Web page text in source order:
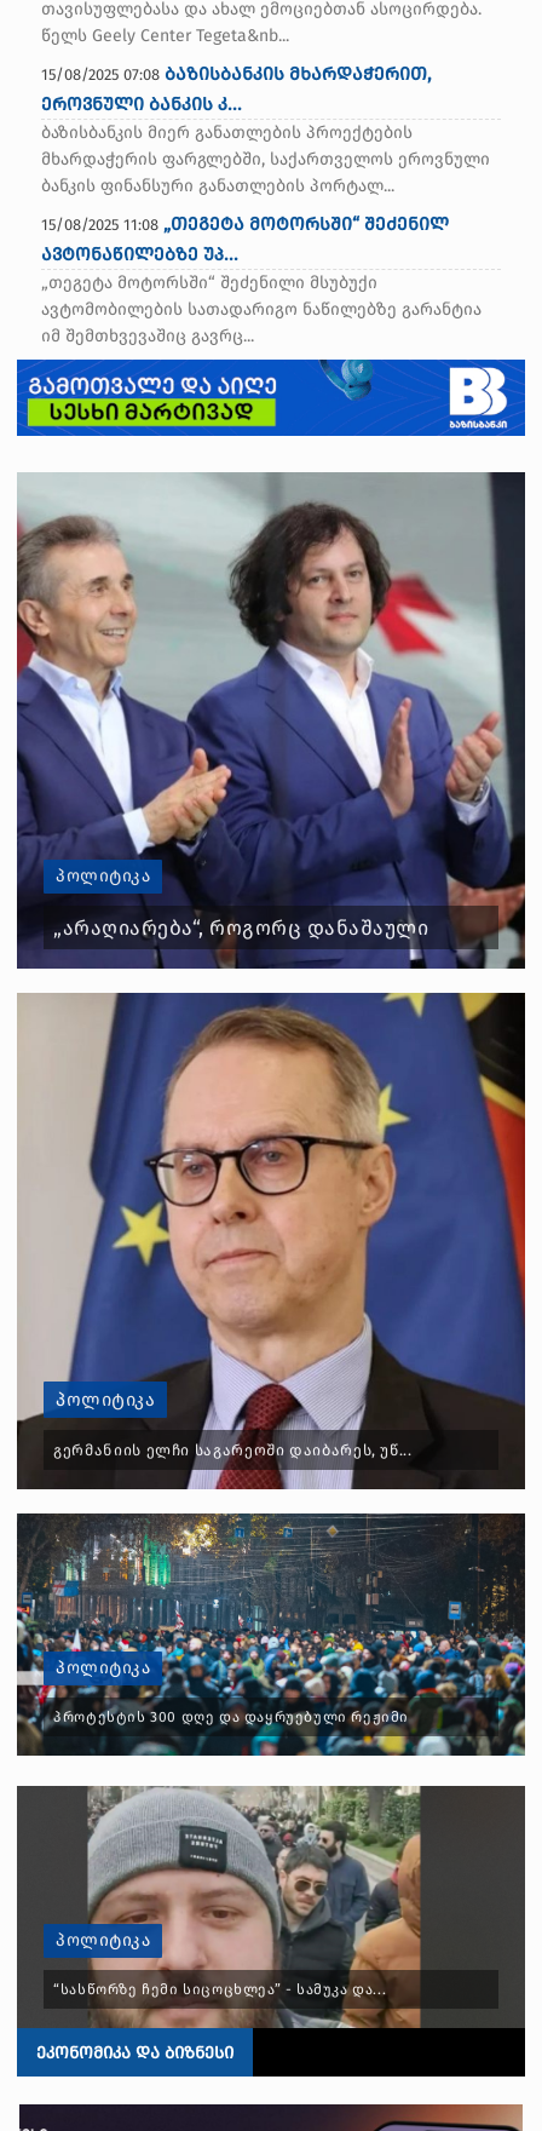
თავისუფლებასა და ახალ ემოციებთან ასოცირდება.
წელს Geely Center Tegeta&nb...
15/08/2025 07:08 ბაზისბანკის მხარდაჭერით,
ეროვნული ბანკის კ...
ბაზისბანკის მიერ განათლების პროექტების
მხარდაჭერის ფარგლებში, საქართველოს ეროვნული
ბანკის ფინანსური განათლების პორტალ...
15/08/2025 11:08 „თეგეტა მოტორსში“ შეძენილ
ავტონაწილებზე უპ...
„თეგეტა მოტორსში“ შეძენილი მსუბუქი
ავტომობილების სათადარიგო ნაწილებზე გარანტია
იმ შემთხვევაშიც გავრც...
ᲞᲝᲚᲘᲢᲘᲙᲐ
„ᲐᲠᲐᲦᲘᲐᲠᲔᲑᲐ“, ᲠᲝᲒᲝᲠᲪ ᲓᲐᲜᲐᲨᲐᲣᲚᲘ
ᲞᲝᲚᲘᲢᲘᲙᲐ
ᲒᲔᲠᲛᲐᲜᲘᲘᲡ ᲔᲚᲩᲘ ᲡᲐᲒᲐᲠᲔᲝᲨᲘ ᲓᲐᲘᲑᲐᲠᲔᲡ, ᲣᲬ...
ᲞᲝᲚᲘᲢᲘᲙᲐ
ᲞᲠᲝᲢᲔᲡᲢᲘᲡ 300 ᲓᲦᲔ ᲓᲐ ᲓᲐᲧᲠᲣᲔᲑᲣᲚᲘ ᲠᲔᲟᲘᲛᲘ
ᲞᲝᲚᲘᲢᲘᲙᲐ
“ᲡᲐᲡᲬᲝᲠᲖᲔ ᲩᲔᲛᲘ ᲡᲘᲪᲝᲪᲮᲚᲔᲐ” - ᲡᲐᲛᲣᲙᲐ ᲓᲐ...
ᲔᲙᲝᲜᲝᲛᲘᲙᲐ ᲓᲐ ᲑᲘᲖᲜᲔᲡᲘ